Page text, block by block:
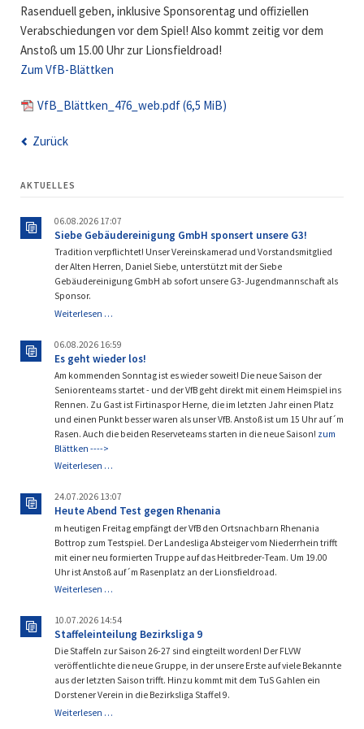
Rasenduell geben, inklusive Sponsorentag und offiziellen
Verabschiedungen vor dem Spiel! Also kommt zeitig vor dem
Anstoß um 15.00 Uhr zur Lionsfieldroad!
Zum VfB-Blättken
VfB_Blättken_476_web.pdf(6,5 MiB)
Zurück
AKTUELLES
06.08.2026 17:07
Siebe Gebäudereinigung GmbH sponsert unsere G3!
Tradition verpflichtet! Unser Vereinskamerad und Vorstandsmitglied
der Alten Herren, Daniel Siebe, unterstützt mit der Siebe
Gebäudereinigung GmbH ab sofort unsere G3-Jugendmannschaft als
Sponsor.
Weiterlesen …
GmbH
sponsert
unsere
G3!
06.08.2026 16:59
Es geht wieder los!
Am kommenden Sonntag ist es wieder soweit! Die neue Saison der
Seniorenteams startet - und der VfB geht direkt mit einem Heimspiel ins
Rennen. Zu Gast ist Firtinaspor Herne, die im letzten Jahr einen Platz
und einen Punkt besser waren als unser VfB. Anstoß ist um 15 Uhr auf´m
Rasen. Auch die beiden Reserveteams starten in die neue Saison! zum
Blättken ---->
Weiterlesen …Es
wieder
los!
24.07.2026 13:07
Heute Abend Test gegen Rhenania
m heutigen Freitag empfängt der VfB den Ortsnachbarn Rhenania
Bottrop zum Testspiel. Der Landesliga Absteiger vom Niederrhein trifft
mit einer neu formierten Truppe auf das Heitbreder-Team. Um 19.00
Uhr ist Anstoß auf´m Rasenplatz an der Lionsfieldroad.
Weiterlesen …Heute
Test
gegen
Rhenania
10.07.2026 14:54
Staffeleinteilung Bezirksliga 9
Die Staffeln zur Saison 26-27 sind eingteilt worden! Der FLVW
veröffentlichte die neue Gruppe, in der unsere Erste auf viele Bekannte
aus der letzten Saison trifft. Hinzu kommt mit dem TuS Gahlen ein
Dorstener Verein in die Bezirksliga Staffel 9.
Weiterlesen …